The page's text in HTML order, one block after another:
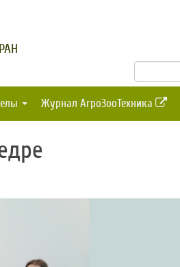
Журнал АгроЗооТехника